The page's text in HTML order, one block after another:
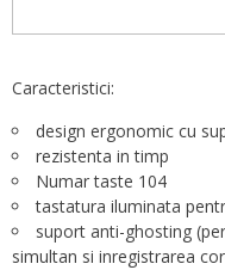
Caracteristici:
design ergonomic cu
rezistenta in timp
Numar taste 104
tastatura iluminata
suport anti-ghosting
simultan si inregistrarea